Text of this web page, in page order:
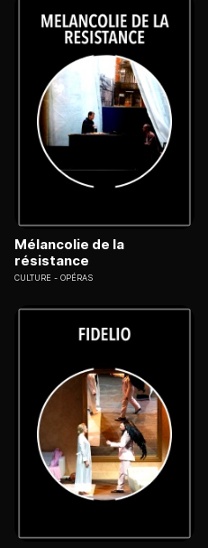
Mélancolie de la
résistance
CULTURE OPÉRAS